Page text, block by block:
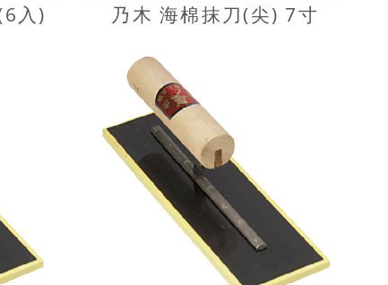
入) 乃木 海棉抹刀(尖) 7寸